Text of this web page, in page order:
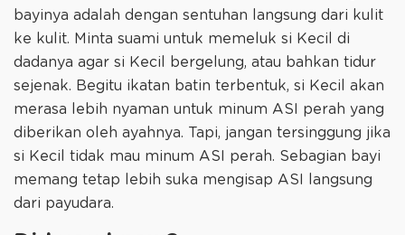
bayinya adalah dengan sentuhan langsung dari kulit
ke kulit. Minta suami untuk memeluk si Kecil di
dadanya agar si Kecil bergelung, atau bahkan tidur
sejenak. Begitu ikatan batin terbentuk, si Kecil akan
merasa lebih nyaman untuk minum ASI perah yang
diberikan oleh ayahnya. Tapi, jangan tersinggung jika
si Kecil tidak mau minum ASI perah. Sebagian bayi
memang tetap lebih suka mengisap ASI langsung
dari payudara.